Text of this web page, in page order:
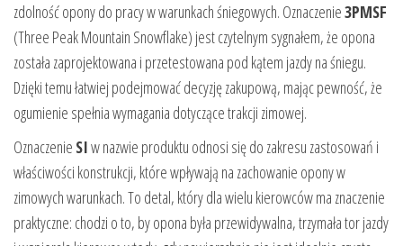
zdolność opony do pracy w warunkach śniegowych. Oznaczenie3PMSF
(Three Peak Mountain Snowflake) jest czytelnym sygnałem, że opona
została zaprojektowana i przetestowana pod kątem jazdy na śniegu.
Dzięki temu łatwiej podejmować decyzję zakupową, mając pewność, że
ogumienie spełnia wymagania dotyczące trakcji zimowej.
Oznaczenie SIw nazwie produktu odnosi się do zakresu zastosowań i
właściwości konstrukcji, które wpływają na zachowanie opony w
zimowych warunkach. To detal, który dla wielu kierowców ma znaczenie
praktyczne: chodzi o to, by opona była przewidywalna, trzymała tor jazdy